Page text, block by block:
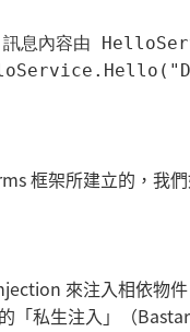
息內容由
框架所建立的，我
來注入相依物
「私生注入」（